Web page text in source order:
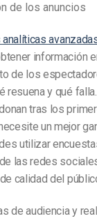
de los anuncios
información
de los
resuena y qué
tras los
un mejor
utilizar
las redes
calidad del
de audiencia y